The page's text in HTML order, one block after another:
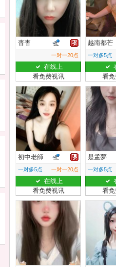
杳杳
一对一20点
在线上
看免费视讯
越南都芒
一对多5点
看
初中老師
一对多5点 一对一20点
在线上
看免费视讯
是孟夢
一对多5点
看